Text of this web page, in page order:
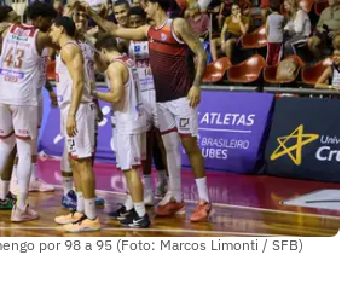
por 98 a 95 (Foto: Marcos Limonti / SFB)